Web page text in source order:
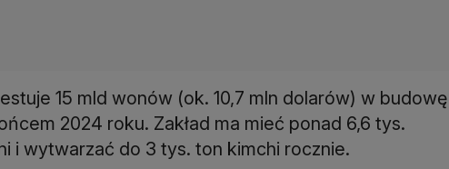
15 mld wonów (ok. 10,7 mln dolarów) w budowę
2024 roku. Zakład ma mieć ponad 6,6 tys.